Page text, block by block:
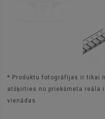
* Produktu fotogrāfijas ir tikai
atšķirties no priekšmeta reāla
vienādas.